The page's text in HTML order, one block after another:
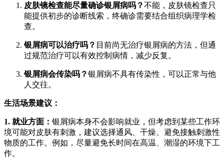
皮肤镜检查能尽量确诊银屑病吗？不能，皮肤镜检查只
能提供初步的诊断线索，终确诊需要结合组织病理学检
查。
银屑病可以治疗吗？ 目前尚无治疗银屑病的方法，但通
过规范治疗可以有效控制病情，减少反复。
银屑病会传染吗？银屑病不具有传染性，可以正常与他
人交往。
生活场景建议：
1. 就业方面： 银屑病本身不会影响就业，但考虑到某些工作环
境可能对皮肤有刺激，建议选择通风、干燥、避免接触刺激性
物质的工作。例如，尽量避免长时间在高温、潮湿的环境下工
作。